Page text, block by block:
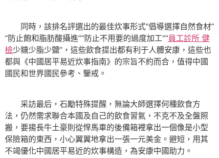
同時，該排名評選出的最佳炊事形式“倡導選擇自然食材”
“防止飽和脂肪酸攝進”“防止不用要的過度加工”“員工診所 健
檢少糖少脂少鹽”，這些飲食提出都有利于人體安康，這些也
都與《中國居平易近炊事指南》的宗旨不約而合，值得中國
國民和世界國民參考、鑒戒。
采訪最后，石勱特殊提醒，無論大師選擇何種飲食方
法，仍然需求聯合本國及自己的飲食習氣，不克不及全盤照
搬，要揚長牛土豪則從悍馬車的後備箱裡拿出一個像是小型
保險箱的東西，小心翼翼地拿出一張一元美金。避短，用其
不竭優化中國居平易近的炊事構造，為安康中國助力。